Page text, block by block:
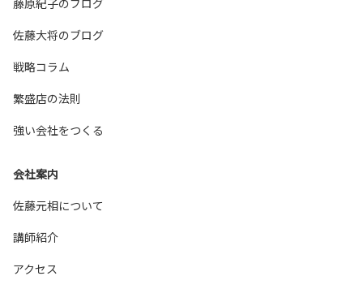
佐藤大将のブログ
戦略コラム
繁盛店の法則
強い会社をつくる
会社案内
佐藤元相について
講師紹介
アクセス